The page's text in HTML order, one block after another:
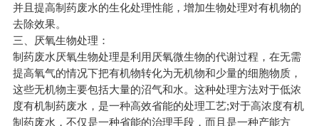
并且提高制药废水的生化处理性能，增加生物处理对有机物的
去除效果。
三、厌氧生物处理：
制药废水厌氧生物处理是利用厌氧微生物的代谢过程，在无需
提高氧气的情况下把有机物转化为无机物和少量的细胞物质，
这些无机物主要包括大量的沼气和水。这种处理方法对于低浓
度有机制药废水，是一种高效省能的处理工艺;对于高浓度有机
制药废水，不仅是一种省能的治理手段，而且是一种产能方